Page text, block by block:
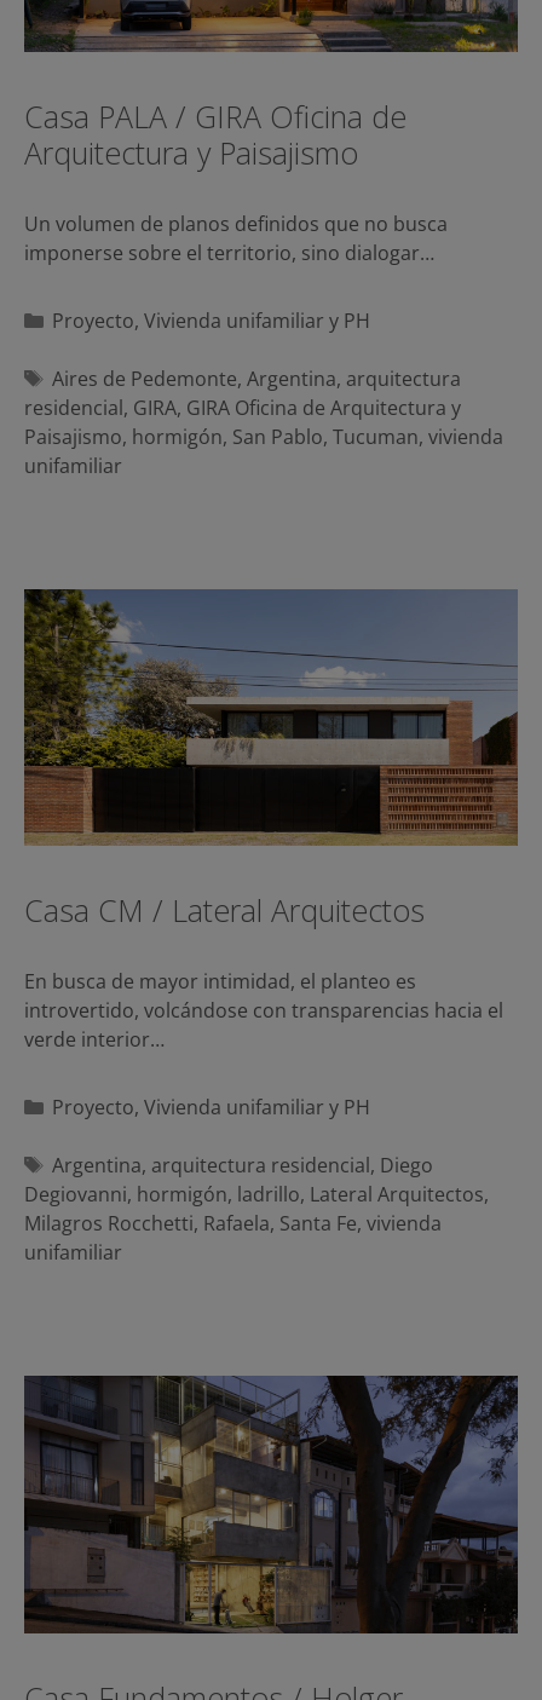
Casa PALA / GIRA Oficina de
Arquitectura y Paisajismo
Un volumen de planos definidos que no busca
imponerse sobre el territorio, sino dialogar…
Categorías
Proyecto, Vivienda unifamiliar y PH
Etiquetas
Aires de Pedemonte, Argentina, arquitectura
residencial, GIRA, GIRA Oficina de Arquitectura y
Paisajismo, hormigón, San Pablo, Tucuman, vivienda
unifamiliar
Casa CM / Lateral Arquitectos
En busca de mayor intimidad, el planteo es
introvertido, volcándose con transparencias hacia el
verde interior…
Categorías
Proyecto, Vivienda unifamiliar y PH
Etiquetas
Argentina, arquitectura residencial, Diego
Degiovanni, hormigón, ladrillo, Lateral Arquitectos,
Milagros Rocchetti, Rafaela, Santa Fe, vivienda
unifamiliar